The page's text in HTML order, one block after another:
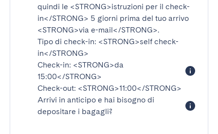
quindi le <STRONG>istruzioni per il check-
in</STRONG> 5 giorni prima del tuo arrivo
<STRONG>via e-mail</STRONG>.
Tipo di check-in: <STRONG>self check-
in</STRONG>
Check-in: <STRONG>da
15:00</STRONG>
Check-out: <STRONG>11:00</STRONG>
Arrivi in anticipo e hai bisogno di
depositare i bagagli?